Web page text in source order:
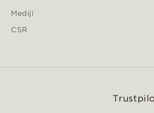
Mediji
CSR